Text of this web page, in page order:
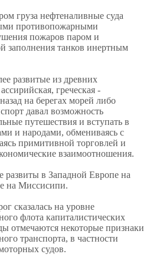
груза нефтеналивные суда
противопожарными
пожаров паром и
заполнения танков инертным
развитые из древних
греческая -
на берегах морей либо
давал возможность
путешествия и вступать в
и народами, обмениваясь с
примитивной торговлей и
взаимоотношения.
развиты в Западной Европе на
на Миссисипи.
сказалась на уровне
флота капиталистических
отмечаются некоторые признаки
транспорта, в частности
судов.